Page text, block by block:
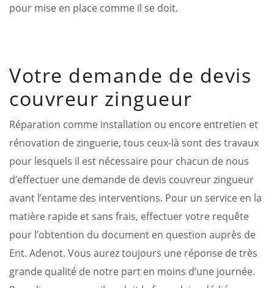
pour mise en place comme il se doit.
Votre demande de devis
couvreur zingueur
Réparation comme installation ou encore entretien et
rénovation de zinguerie, tous ceux-là sont des travaux
pour lesquels il est nécessaire pour chacun de nous
d’effectuer une demande de devis couvreur zingueur
avant l’entame des interventions. Pour un service en la
matière rapide et sans frais, effectuer votre requête
pour l’obtention du document en question auprès de
Ent. Adenot. Vous aurez toujours une réponse de très
grande qualité de notre part en moins d’une journée.